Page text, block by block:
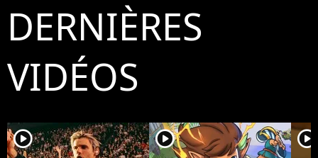
DERNIÈRES
VIDÉOS
player2 player2 player2